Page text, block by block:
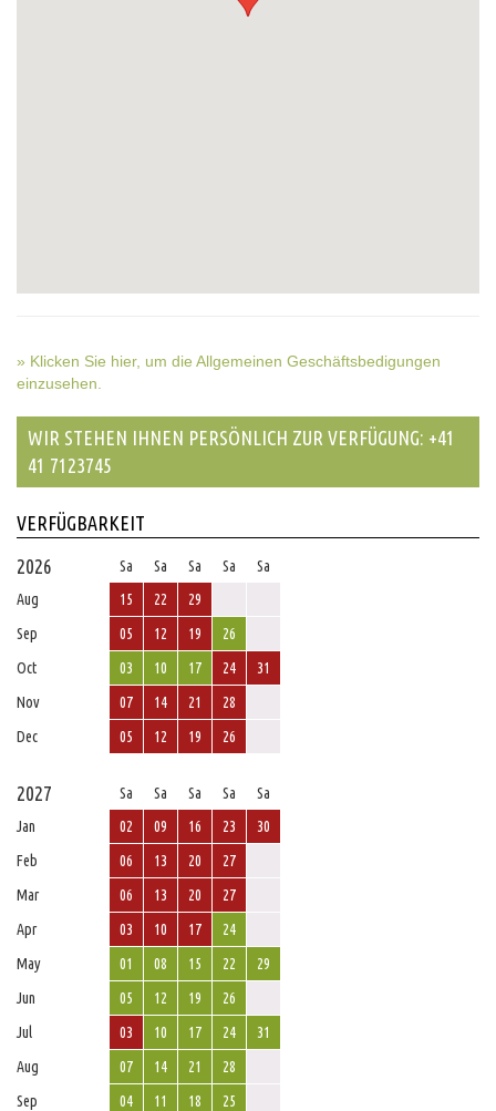
» Klicken Sie hier, um die Allgemeinen Geschäftsbedigungen
einzusehen.
WIR STEHEN IHNEN PERSÖNLICH ZUR VERFÜGUNG: +41
41 7123745
VERFÜGBARKEIT
2026
Sa Sa Sa Sa
Sa
Aug
15 22
29
Sep
05 12 19
26
Oct
03 10 17 24
31
Nov
07 14 21
28
Dec
05 12 19 26
2027 Sa Sa Sa Sa
Sa
Jan
02 09 16 23
30
Feb
06 13 20
27
Mar
06 13 20
27
Apr
03 10 17
24
May
01 08 15 22
29
Jun
05 12 19
26
Jul
03 10 17 24
31
Aug
07 14 21
28
Sep
04 11 18
25